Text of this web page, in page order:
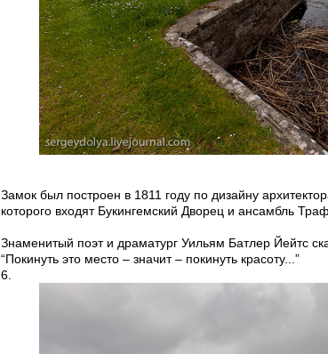
Замок был построен в 1811 году по дизайну
которого входят Букингемский Дворец и ансамбль
Знаменитый поэт и драматург Уильям Батлер Йейтс
“Покинуть это место – значит – покинуть красоту...”
6.